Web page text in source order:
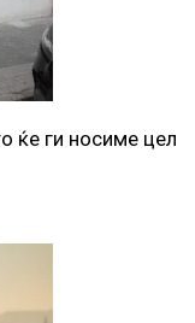
ќе ги носиме цел